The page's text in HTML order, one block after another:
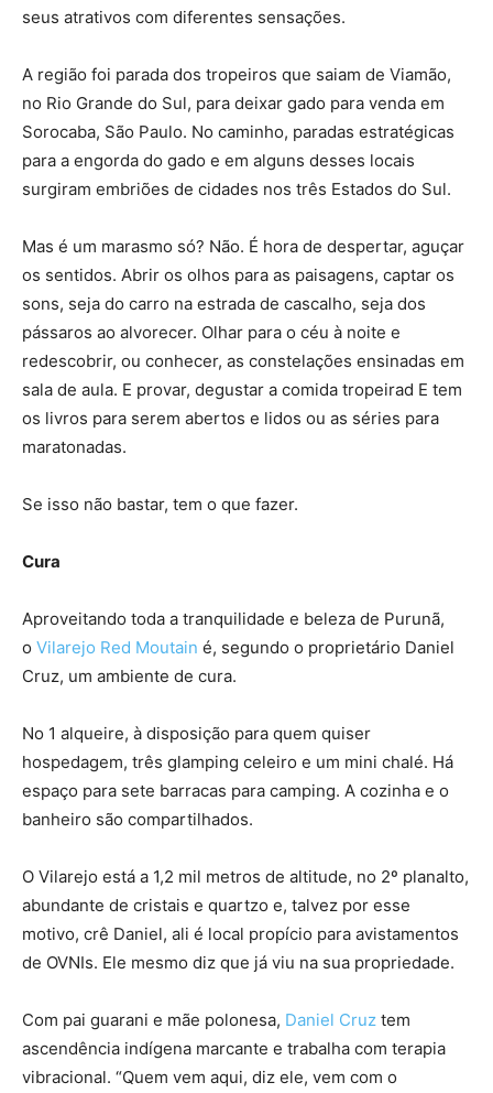
seus atrativos com diferentes sensações.
A região foi parada dos tropeiros que saiam de Viamão,
no Rio Grande do Sul, para deixar gado para venda em
Sorocaba, São Paulo. No caminho, paradas estratégicas
para a engorda do gado e em alguns desses locais
surgiram embriões de cidades nos três Estados do Sul.
Mas é um marasmo só? Não. É hora de despertar, aguçar
os sentidos. Abrir os olhos para as paisagens, captar os
sons, seja do carro na estrada de cascalho, seja dos
pássaros ao alvorecer. Olhar para o céu à noite e
redescobrir, ou conhecer, as constelações ensinadas em
sala de aula. E provar, degustar a comida tropeirad E tem
os livros para serem abertos e lidos ou as séries para
maratonadas.
Se isso não bastar, tem o que fazer.
Cura
Aproveitando toda a tranquilidade e beleza de Purunã,
o Vilarejo Red Moutain é, segundo o proprietário Daniel
Cruz, um ambiente de cura.
No 1 alqueire, à disposição para quem quiser
hospedagem, três glamping celeiro e um mini chalé. Há
espaço para sete barracas para camping. A cozinha e o
banheiro são compartilhados.
O Vilarejo está a 1,2 mil metros de altitude, no 2º planalto,
abundante de cristais e quartzo e, talvez por esse
motivo, crê Daniel, ali é local propício para avistamentos
de OVNIs. Ele mesmo diz que já viu na sua propriedade.
Com pai guarani e mãe polonesa, Daniel Cruz tem
ascendência indígena marcante e trabalha com terapia
vibracional. “Quem vem aqui, diz ele, vem com o